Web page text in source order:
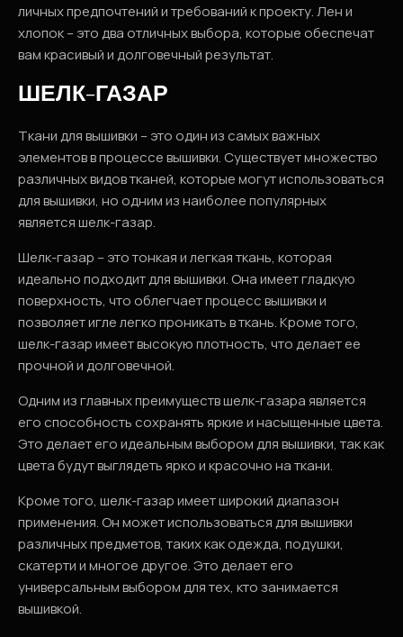
личных предпочтений и требований к проекту. Лен и
хлопок – это два отличных выбора, которые обеспечат
вам красивый и долговечный результат.
ШЕЛК-ГАЗАР
Ткани для вышивки – это один из самых важных
элементов в процессе вышивки. Существует множество
различных видов тканей, которые могут использоваться
для вышивки, но одним из наиболее популярных
является шелк-газар.
Шелк-газар – это тонкая и легкая ткань, которая
идеально подходит для вышивки. Она имеет гладкую
поверхность, что облегчает процесс вышивки и
позволяет игле легко проникать в ткань. Кроме того,
шелк-газар имеет высокую плотность, что делает ее
прочной и долговечной.
Одним из главных преимуществ шелк-газара является
его способность сохранять яркие и насыщенные цвета.
Это делает его идеальным выбором для вышивки, так как
цвета будут выглядеть ярко и красочно на ткани.
Кроме того, шелк-газар имеет широкий диапазон
применения. Он может использоваться для вышивки
различных предметов, таких как одежда, подушки,
скатерти и многое другое. Это делает его
универсальным выбором для тех, кто занимается
вышивкой.